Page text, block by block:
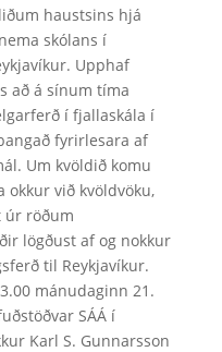
haustsins hjá
skólans í
Upphaf
að á sínum tíma
í fjallaskála í
fyrirlesara af
Um kvöldið komu
okkur við kvöldvöku,
úr röðum
lögðust af og nokkur
til Reykjavíkur.
mánudaginn 21.
SÁÁ í
Karl S. Gunnarsson